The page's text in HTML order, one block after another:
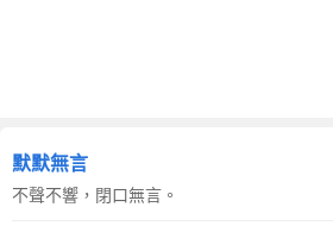
默默無言
不聲不響，閉口無言。